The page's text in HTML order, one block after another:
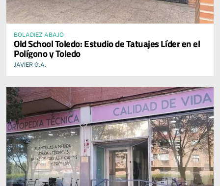
BOLADIEZ ABAJO
Old School Toledo: Estudio de Tatuajes Líder en el
Polígono y Toledo
JAVIER G.A.